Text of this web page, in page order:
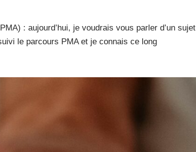
: aujourd’hui, je voudrais vous parler d’un sujet
le parcours PMA et je connais ce long